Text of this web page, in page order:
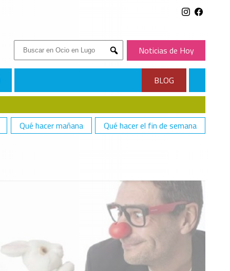
Buscar:
Submit
Noticias de Hoy
BLOG
Qué hacer mañana Qué hacer el fin de semana